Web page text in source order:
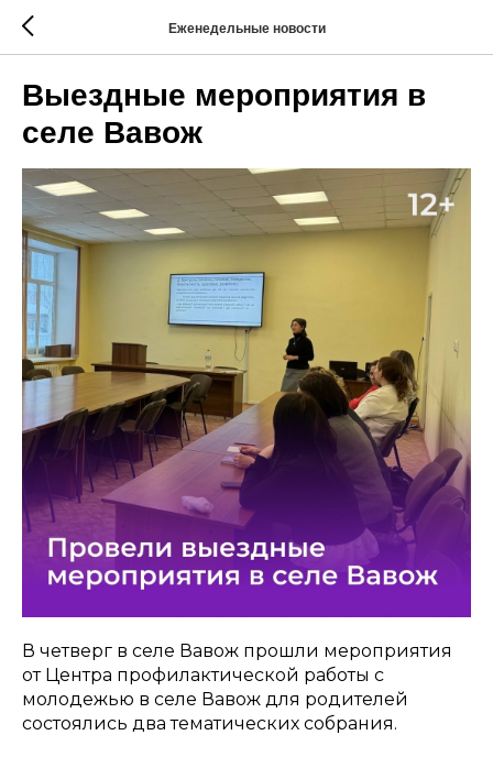
Еженедельные новости
Выездные мероприятия в
селе Вавож
В четверг в селе Вавож прошли мероприятия
от Центра профилактической работы с
молодежью в селе Вавож для родителей
состоялись два тематических собрания.